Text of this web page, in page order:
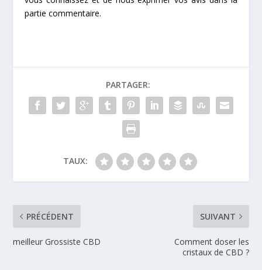
partie commentaire.
PARTAGER:
TAUX:
PRÉCÉDENT
meilleur Grossiste CBD
SUIVANT
Comment doser les
cristaux de CBD ?